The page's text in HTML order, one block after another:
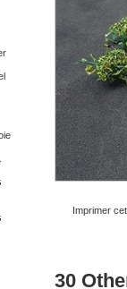
Imprimer
30